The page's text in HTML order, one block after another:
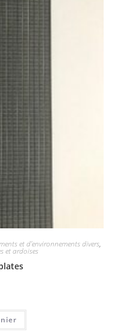
et d'environnements divers,
et ardoises